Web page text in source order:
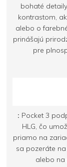
bohaté
kontrastom,
alebo o
prinášajú
pre
: Pocket 3
HLG, čo
priamo na
sa pozeráte
alebo na